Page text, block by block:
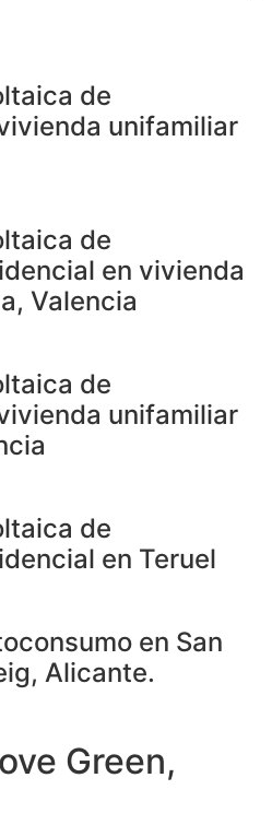
de
unifamiliar
de
en vivienda
Valencia
de
unifamiliar
de
en Teruel
en San
Alicante.
Green,